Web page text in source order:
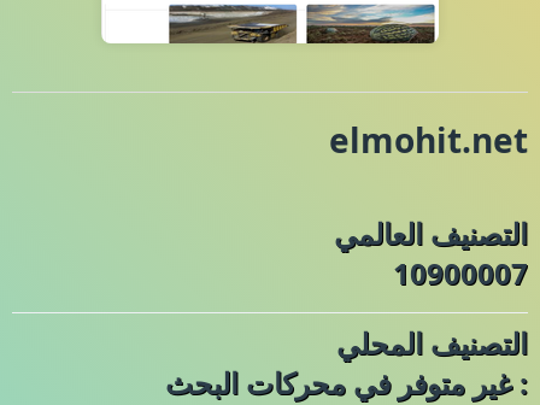
elmohit.net
التصنيف العالمي
10900007
التصنيف المحلي
: غير متوفر في محركات البحث